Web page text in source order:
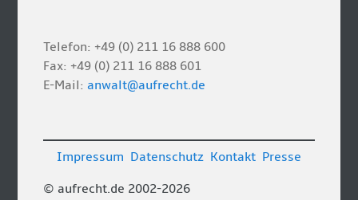
Telefon: +49 (0) 211 16 888 600
Fax: +49 (0) 211 16 888 601
E-Mail:anwalt@aufrecht.de
© aufrecht.de 2002-2026
Impressum Datenschutz Kontakt Presse